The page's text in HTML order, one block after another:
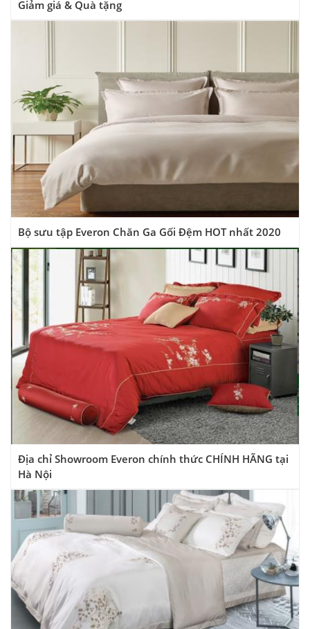
Giảm giá & Quà tặng
Bộ sưu tập Everon Chăn Ga Gối Đệm HOT nhất 2020
Địa chỉ Showroom Everon chính thức CHÍNH HÃNG tại
Hà Nội